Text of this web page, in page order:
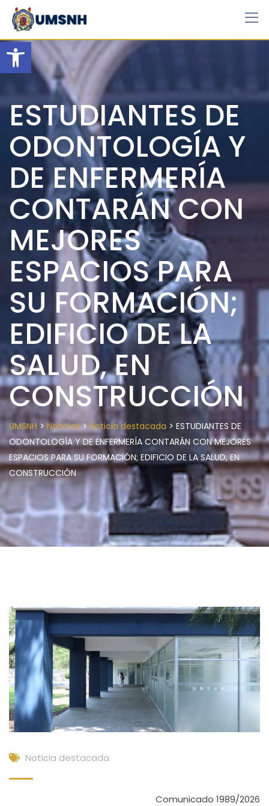
Open toolbar
Skip
content
ESTUDIANTES DE
ODONTOLOGÍA Y
DE ENFERMERÍA
CONTARÁN CON
MEJORES
ESPACIOS PARA
SU FORMACIÓN;
EDIFICIO DE LA
SALUD, EN
CONSTRUCCIÓN
UMSNH > Noticias>Noticia destacada > ESTUDIANTES DE
ODONTOLOGÍA Y DE ENFERMERÍA CONTARÁN CON MEJORES
ESPACIOS PARA SU FORMACIÓN; EDIFICIO DE LA SALUD, EN
CONSTRUCCIÓN
Noticia destacada
Comunicado 1989/2026